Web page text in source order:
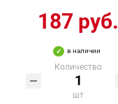
187 руб.
в наличии
Количество
шт